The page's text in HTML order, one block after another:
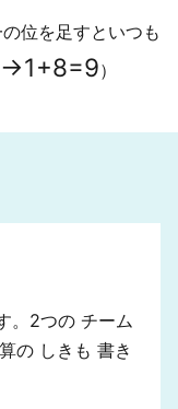
位を足すといつも
→1+8=9）
。2つの チーム
の しきも 書き